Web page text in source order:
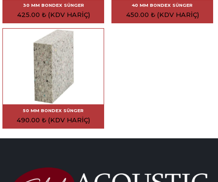
30 MM BONDEX SÜNGER
425.00 ₺ (KDV HARIÇ)
40 MM BONDEX SÜNGER
450.00 ₺ (KDV HARIÇ)
50 MM BONDEX SÜNGER
490.00 ₺ (KDV HARIÇ)